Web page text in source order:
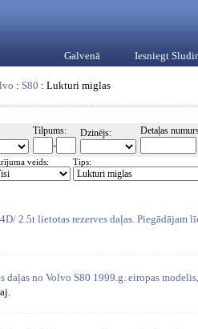
Galvenā Iesniegt
: S80 : Lukturi miglas
Tilpums:
-
Dzinējs: Detaļas
veids: Tips:
2.5t lietotas rezerves daļas. Piegādājam
daļas no Volvo S80 1999.g. eiropas